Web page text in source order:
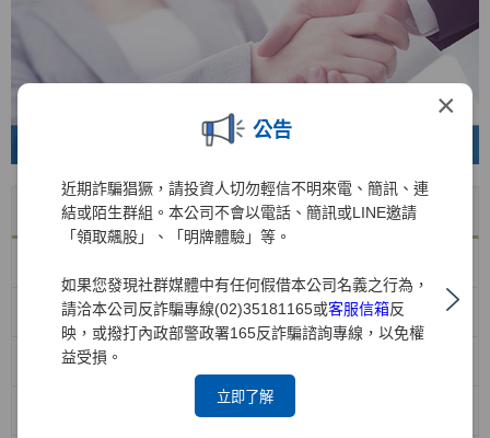
×
公告
近期詐騙猖獗，請投資人切勿輕信不明來電、簡訊、連
結或陌生群組。本公司不會以電話、簡訊或LINE邀請
「領取飆股」、「明牌體驗」等。
如果您發現社群媒體中有任何假借本公司名義之行為，
請洽本公司反詐騙專線(02)35181165或客服信箱反
映，或撥打內政部警政署165反詐騙諮詢專線，以免權
益受損。
立即了解
下載
機構投資人盡職治理政策
防範利益衝突管理政策
機構投資人盡職治理守則遵循聲明(中文版)